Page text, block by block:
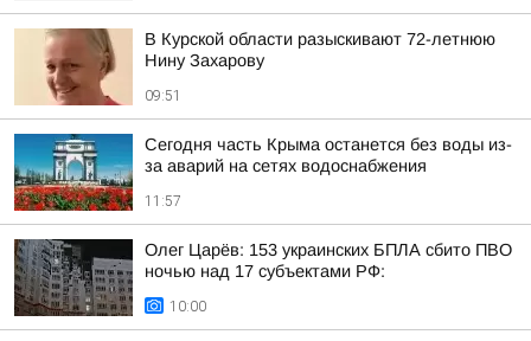
В Курской области разыскивают 72-летнюю
Нину Захарову
09:51
Сегодня часть Крыма останется без воды из-
за аварий на сетях водоснабжения
11:57
Олег Царёв: 153 украинских БПЛА сбито ПВО
ночью над 17 субъектами РФ:
10:00